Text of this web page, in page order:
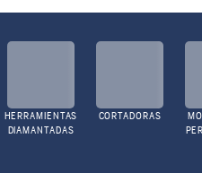
HERRAMIENTAS
DIAMANTADAS
CORTADORAS